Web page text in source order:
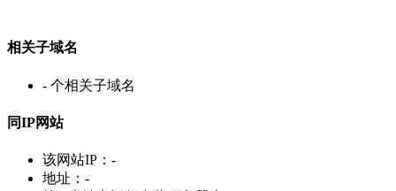
相关子域名
- 个相关子域名
同IP网站
该网站IP： -
地址： -